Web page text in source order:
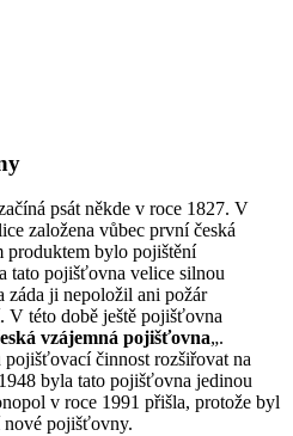
psát někde v roce 1827. V
založena vůbec první česká
produktem bylo pojištění
tato pojišťovna velice silnou
záda ji nepoložil ani požár
V této době ještě pojišťovna
vzájemná pojišťovna„.
činnost rozšiřovat na
byla tato pojišťovna jedinou
v roce 1991 přišla, protože byl
nové pojišťovny.